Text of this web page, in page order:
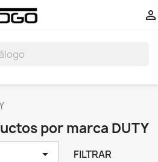

por marca DUTY
 FILTRAR